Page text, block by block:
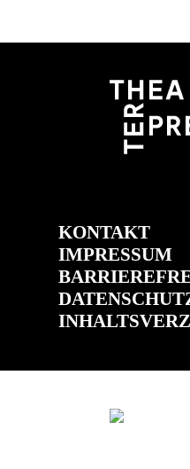
KONTAKT
IMPRESSUM